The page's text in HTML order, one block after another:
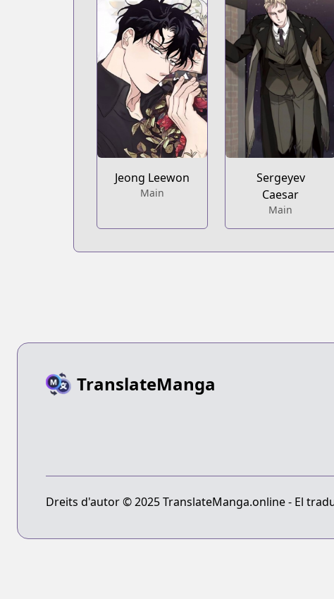
Jeong Leewon
Main
Sergeyev
Caesar
Main
TranslateManga
Dreits d'autor © 2025 TranslateManga.online - El